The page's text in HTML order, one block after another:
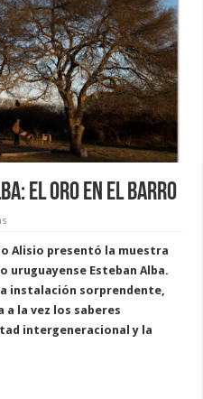
el oro en el barro
Alisio presentó la muestra
uruguayense Esteban Alba.
instalación sorprendente,
la vez los saberes
intergeneracional y la